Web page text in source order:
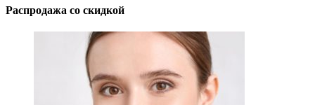
Распродажа со скидкой